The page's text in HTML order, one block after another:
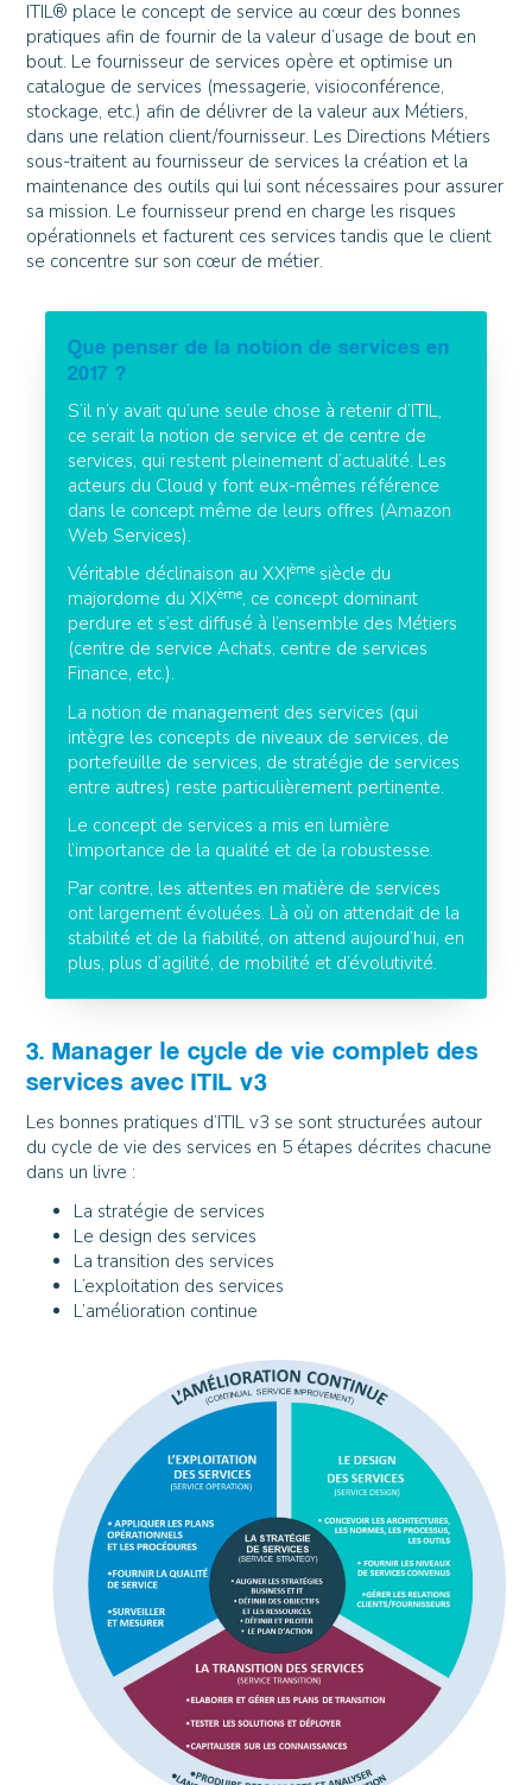
ITIL® place le concept de service au cœur des bonnes
pratiques afin de fournir de la valeur d’usage de bout en
bout. Le fournisseur de services opère et optimise un
catalogue de services (messagerie, visioconférence,
stockage, etc.) afin de délivrer de la valeur aux Métiers,
dans une relation client/fournisseur. Les Directions Métiers
sous-traitent au fournisseur de services la création et la
maintenance des outils qui lui sont nécessaires pour assurer
sa mission. Le fournisseur prend en charge les risques
opérationnels et facturent ces services tandis que le client
se concentre sur son cœur de métier.
Que penser de la notion de services en
2017 ?
S’il n’y avait qu’une seule chose à retenir d’ITIL,
ce serait la notion de service et de centre de
services, qui restent pleinement d’actualité. Les
acteurs du Cloud y font eux-mêmes référence
dans le concept même de leurs offres (Amazon
Web Services).
Véritable déclinaison au XXIèmesiècle du
majordome du XIXème, ce concept dominant
perdure et s’est diffusé à l’ensemble des Métiers
(centre de service Achats, centre de services
Finance, etc.).
La notion de management des services (qui
intègre les concepts de niveaux de services, de
portefeuille de services, de stratégie de services
entre autres) reste particulièrement pertinente.
Le concept de services a mis en lumière
l’importance de la qualité et de la robustesse.
Par contre, les attentes en matière de services
ont largement évoluées. Là où on attendait de la
stabilité et de la fiabilité, on attend aujourd’hui, en
plus, plus d’agilité, de mobilité et d’évolutivité.
3. Manager le cycle de vie complet des
services avec ITIL v3
Les bonnes pratiques d’ITIL v3 se sont structurées autour
du cycle de vie des services en 5 étapes décrites chacune
dans un livre :
La stratégie de services
Le design des services
La transition des services
L’exploitation des services
L’amélioration continue